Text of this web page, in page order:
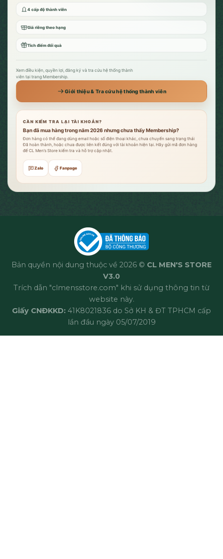
4 cấp độ thành viên
Giá riêng theo hạng
Tích điểm đổi quà
Xem điều kiện, quyền lợi, đăng ký và tra cứu hệ thống thành
viên tại trang Membership.
Giới thiệu & Tra cứu hệ thống thành viên
CẦN KIỂM TRA LẠI TÀI KHOẢN?
Bạn đã mua hàng trong năm 2026 nhưng chưa thấy Membership?
Đơn hàng có thể đang dùng email hoặc số điện thoại khác, chưa chuyển sang trạng thái
Đã hoàn thành, hoặc chưa được liên kết đúng với tài khoản hiện tại. Hãy gửi mã đơn hàng
để CL Men’s Store kiểm tra và hỗ trợ cập nhật.
Zalo Fanpage
Bản quyền nội dung thuộc về 2026 © CL MEN'S STORE
V3.0
Trích dẫn "clmensstore.com" khi sử dụng thông tin từ
website này.
Giấy CNĐKKD: 41K8021836 do Sở KH & ĐT TPHCM cấp
lần đầu ngày 05/07/2019